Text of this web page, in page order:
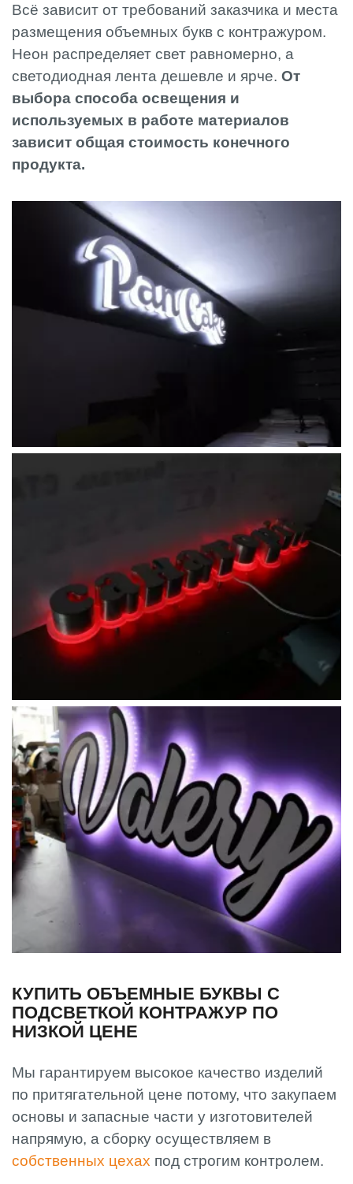
Всё зависит от требований заказчика и места
размещения объемных букв с контражуром.
Неон распределяет свет равномерно, а
светодиодная лента дешевле и ярче. От
выбора способа освещения и
используемых в работе материалов
зависит общая стоимость конечного
продукта.
КУПИТЬ ОБЪЕМНЫЕ БУКВЫ С
ПОДСВЕТКОЙ КОНТРАЖУР ПО
НИЗКОЙ ЦЕНЕ
Мы гарантируем высокое качество изделий
по притягательной цене потому, что закупаем
основы и запасные части у изготовителей
напрямую, а сборку осуществляем в
собственных цехах под строгим контролем.